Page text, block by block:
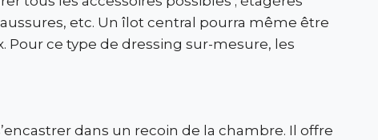
etc. Un îlot central pourra même être
Pour ce type de dressing sur-mesure, les
dans un recoin de la chambre. Il offre